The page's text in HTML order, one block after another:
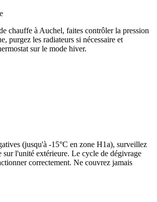
chauffe à Auchel, faites contrôler la pression
purgez les radiateurs si nécessaire et
sur le mode hiver.
(jusqu'à -15°C en zone H1a), surveillez
l'unité extérieure. Le cycle de dégivrage
correctement. Ne couvrez jamais